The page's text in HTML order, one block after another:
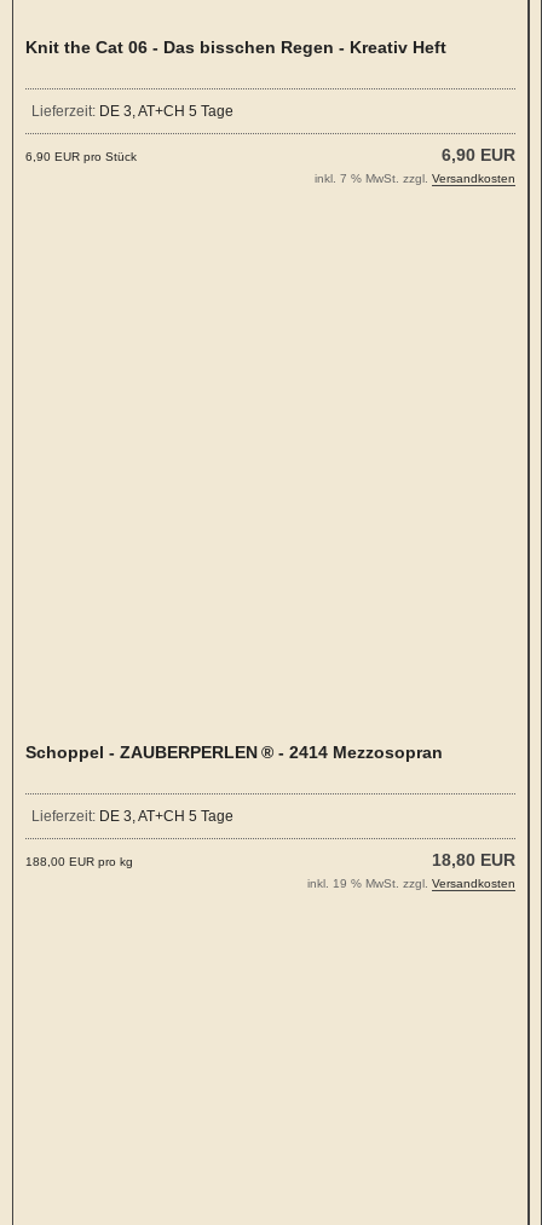
Knit the Cat 06 - Das bisschen Regen - Kreativ Heft
Lieferzeit: DE 3, AT+CH 5 Tage
6,90 EUR
6,90 EUR pro Stück
inkl. 7 % MwSt. zzgl. Versandkosten
Schoppel - ZAUBERPERLEN ® - 2414 Mezzosopran
Lieferzeit: DE 3, AT+CH 5 Tage
18,80 EUR
188,00 EUR pro kg
inkl. 19 % MwSt. zzgl. Versandkosten